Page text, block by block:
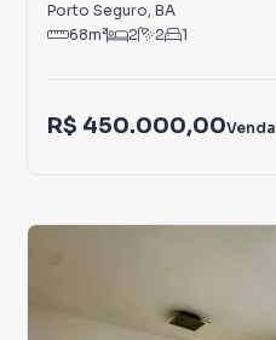
Porto Seguro, BA
68m² 2 2 1
R$ 450.000,00Venda